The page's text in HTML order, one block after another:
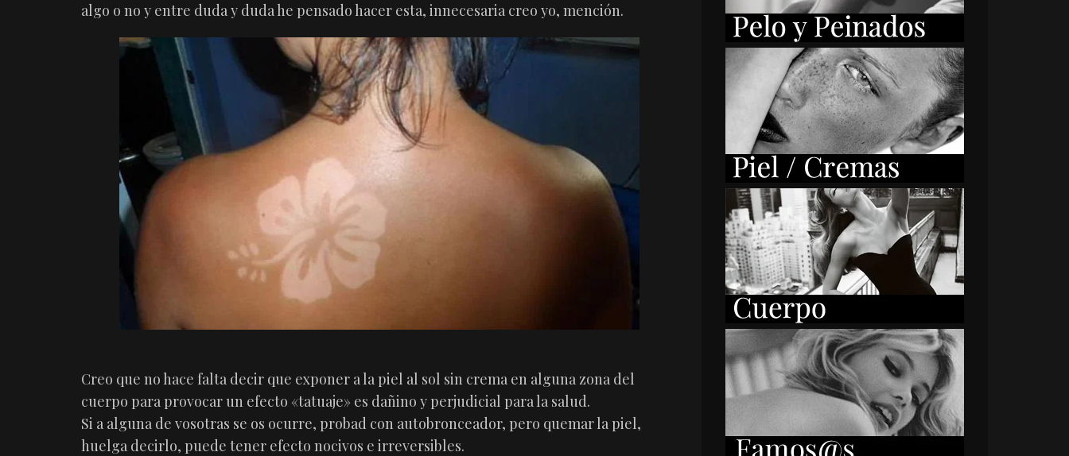
algo o no y entre duda y duda he pensado hacer esta, innecesaria creo yo, mención.
Creo que no hace falta decir que exponer a la piel al sol sin crema en alguna zona del
cuerpo para provocar un efecto «tatuaje» es dañino y perjudicial para la salud.
Si a alguna de vosotras se os ocurre, probad con autobronceador, pero quemar la piel,
huelga decirlo, puede tener efecto nocivos e irreversibles.